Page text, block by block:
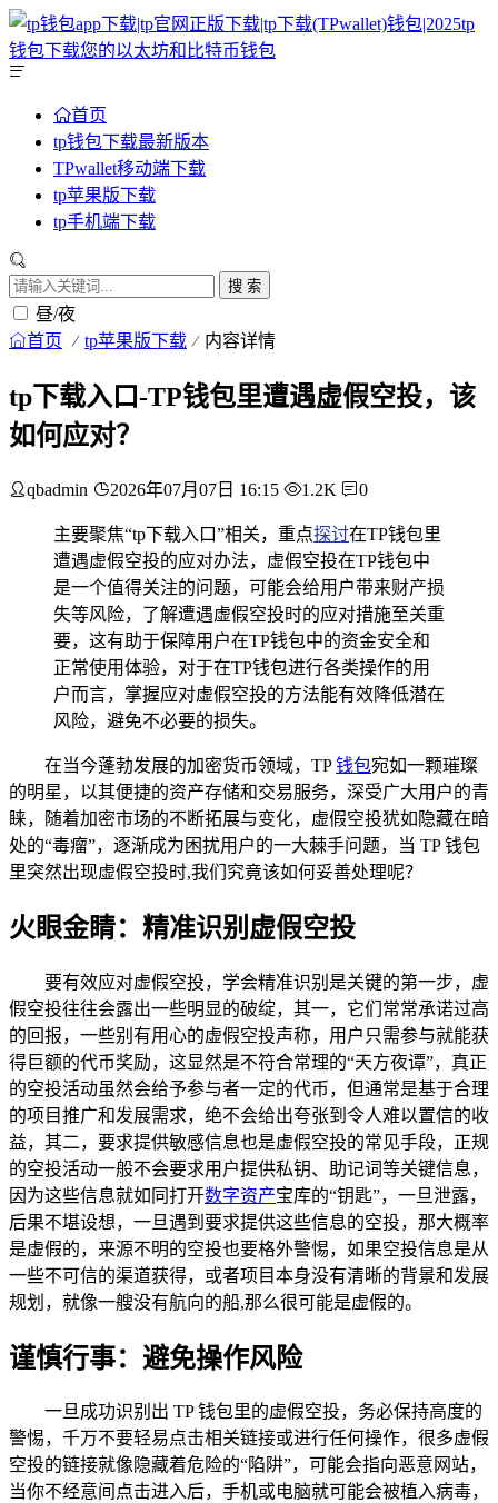
首页
tp钱包下载最新版本
TPwallet移动端下载
tp苹果版下载
tp手机端下载
搜 索
昼/夜
首页 tp苹果版下载 内容详情
tp下载入口-TP钱包里遭遇虚假空投，该
如何应对？
qbadmin 2026年07月07日 16:15 1.2K 0
主要聚焦“tp下载入口”相关，重点探讨在TP钱包里
遭遇虚假空投的应对办法，虚假空投在TP钱包中
是一个值得关注的问题，可能会给用户带来财产损
失等风险，了解遭遇虚假空投时的应对措施至关重
要，这有助于保障用户在TP钱包中的资金安全和
正常使用体验，对于在TP钱包进行各类操作的用
户而言，掌握应对虚假空投的方法能有效降低潜在
风险，避免不必要的损失。
在当今蓬勃发展的加密货币领域，TP钱包宛如一颗璀璨
的明星，以其便捷的资产存储和交易服务，深受广大用户的青
睐，随着加密市场的不断拓展与变化，虚假空投犹如隐藏在暗
处的“毒瘤”，逐渐成为困扰用户的一大棘手问题，当 TP 钱包
里突然出现虚假空投时,我们究竟该如何妥善处理呢？
火眼金睛：精准识别虚假空投
要有效应对虚假空投，学会精准识别是关键的第一步，虚
假空投往往会露出一些明显的破绽，其一，它们常常承诺过高
的回报，一些别有用心的虚假空投声称，用户只需参与就能获
得巨额的代币奖励，这显然是不符合常理的“天方夜谭”，真正
的空投活动虽然会给予参与者一定的代币，但通常是基于合理
的项目推广和发展需求，绝不会给出夸张到令人难以置信的收
益，其二，要求提供敏感信息也是虚假空投的常见手段，正规
的空投活动一般不会要求用户提供私钥、助记词等关键信息，
因为这些信息就如同打开数字资产宝库的“钥匙”，一旦泄露，
后果不堪设想，一旦遇到要求提供这些信息的空投，那大概率
是虚假的，来源不明的空投也要格外警惕，如果空投信息是从
一些不可信的渠道获得，或者项目本身没有清晰的背景和发展
规划，就像一艘没有航向的船,那么很可能是虚假的。
谨慎行事：避免操作风险
一旦成功识别出 TP 钱包里的虚假空投，务必保持高度的
警惕，千万不要轻易点击相关链接或进行任何操作，很多虚假
空投的链接就像隐藏着危险的“陷阱”，可能会指向恶意网站，
当你不经意间点击进入后，手机或电脑就可能会被植入病毒，